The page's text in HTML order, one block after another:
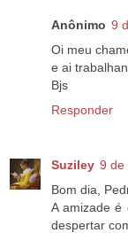
Anônimo 9
Oi meu
e ai
Bjs
Responder
Suziley 9 de
Bom dia,
A amizade é
despertar